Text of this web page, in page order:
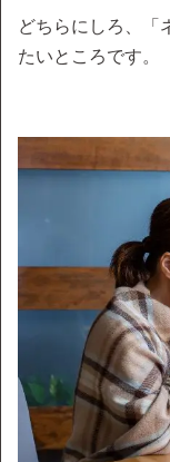
どちらにしろ、「
たいところです。